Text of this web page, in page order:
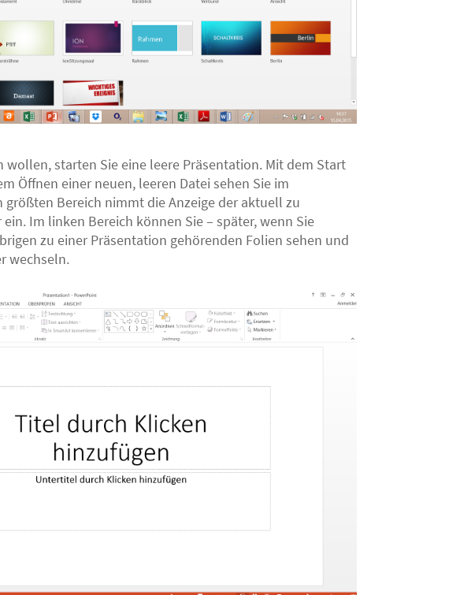
wollen, starten Sie eine leere Präsentation. Mit dem Start
Öffnen einer neuen, leeren Datei sehen Sie im
Bereich nimmt die Anzeige der aktuell zu
Im linken Bereich können Sie – später, wenn Sie
zu einer Präsentation gehörenden Folien sehen und
wechseln.